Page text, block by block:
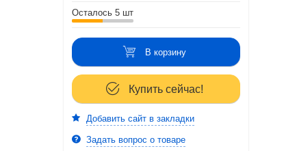
Осталось 5 шт
В корзину
Купить сейчас!
Добавить сайт в закладки
Задать вопрос о товаре